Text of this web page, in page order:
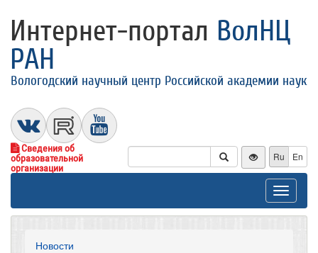
Интернет-портал ВолНЦ
РАН
Вологодский научный центр Российской академии наук
Сведения об
образовательной
организации
Ru En
Toggle
Новости